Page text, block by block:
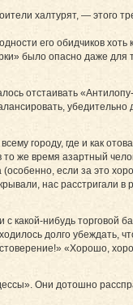
халтурят, — этого
его обидчиков хоть
было опасно даже для
отстаивать
убедительно
городу, где и как
же время азартный
если за это
нас расстригали
какой-нибудь торговой
долго убеждать,
«Хорошо,
Они дотошно